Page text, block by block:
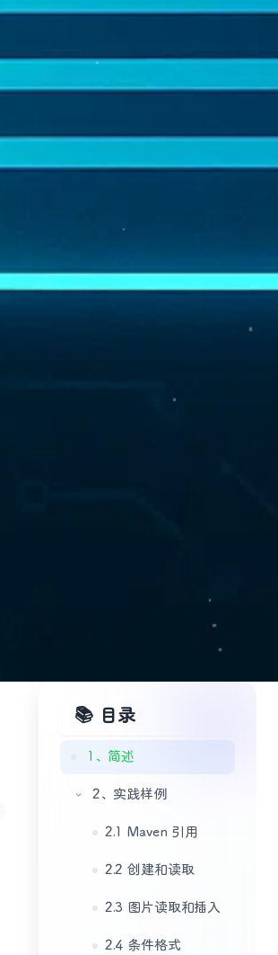
📚 目录
1、简述
2、实践样例
2.1 Maven 引用
2.2 创建和读取
2.3 图片读取和插入
2.4 条件格式